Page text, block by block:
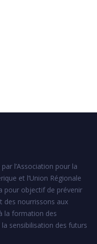
l’Association pour la
et l’Union Régionale
pour objectif de prévenir
des nourrissons aux
la formation des
sensibilisation des futurs